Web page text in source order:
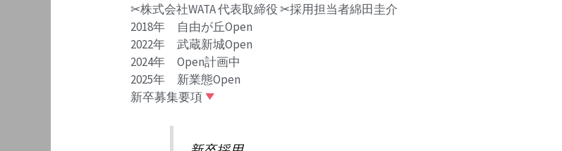
✂︎株式会社WATA 代表取締役 ✂︎採用担当者綿田圭介
2018年 自由が丘Open
2022年 武蔵新城Open
2024年 Open計画中
2025年 新業態Open
新卒募集要項